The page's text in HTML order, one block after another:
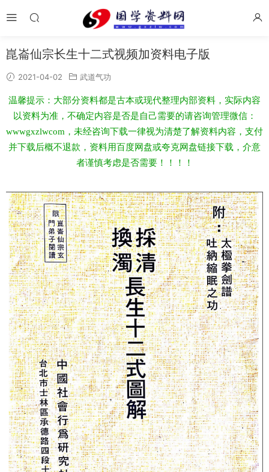
崑崙仙宗长生十二式视频加资料电子版
2021-04-02 武道气功
温馨提示：大部分资料都是古本或现代整理内部资料，实际内容
以资料为准，不确定内容是否是自己需要的请咨询管理微信：
wwwgxzlwcom，未经咨询下载一律视为清楚了解资料内容，支付
并下载后概不退款，资料用百度网盘或夸克网盘链接下载，介意
者谨慎考虑是否需要！！！！